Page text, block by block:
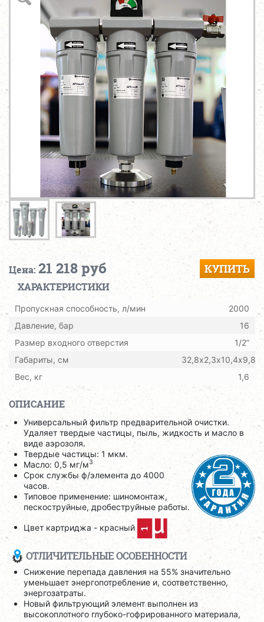
Цена: 21 218 руб КУПИТЬ
ХАРАКТЕРИСТИКИ
Пропускная способность, л/мин
2000
Давление, бар
16
Размер входного отверстия
1/2”
Габариты, см
32,8х2,3х10,4х9,8
Вес, кг
1,6
ОПИСАНИЕ
Универсальный фильтр предварительной очистки.
Удаляет твердые частицы, пыль, жидкость и масло в
виде аэрозоля.
Твердые частицы: 1 мкм.
Масло: 0,5 мг/м3
Срок службы ф/элемента до 4000
часов.
Типовое применение: шиномонтаж,
пескоструйные, дробеструйные работы.
Цвет картриджа - красный
ОТЛИЧИТЕЛЬНЫЕ ОСОБЕННОСТИ
Снижение перепада давления на 55% значительно
уменьшает энергопотребление и, соответственно,
энергозатраты.
Новый фильтрующий элемент выполнен из
высокоплотного глубоко-гофрированного материала,